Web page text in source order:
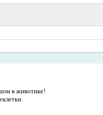
в животике!